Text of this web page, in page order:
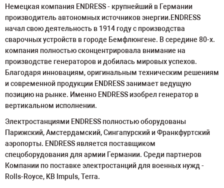
Немецкая компания ENDRESS - крупнейший в Германии
производитель автономных источников энергии.ENDRESS
начал свою деятельность в 1914 году с производства
сварочных устройств в городе Бемфлюнгене. В середине 80-х.
компания полностью сконцентрировала внимание на
производстве генераторов и добилась мировых успехов.
Благодаря инновациям, оригинальным техническим решениям
и современной продукции ENDRESS занимает ведущую
позицию на рынке. Именно ENDRESS изобрел генератор в
вертикальном исполнении.
Электростанциями ENDRESS полностью оборудованы
Парижский, Амстердамский, Сингапурский и Франкфуртский
аэропорты. ENDRESS является поставщиком
спецоборудования для армии Германии. Среди партнеров
Компании по поставке электростанций для военных нужд -
Rolls-Royce, KB Impuls, Terra.